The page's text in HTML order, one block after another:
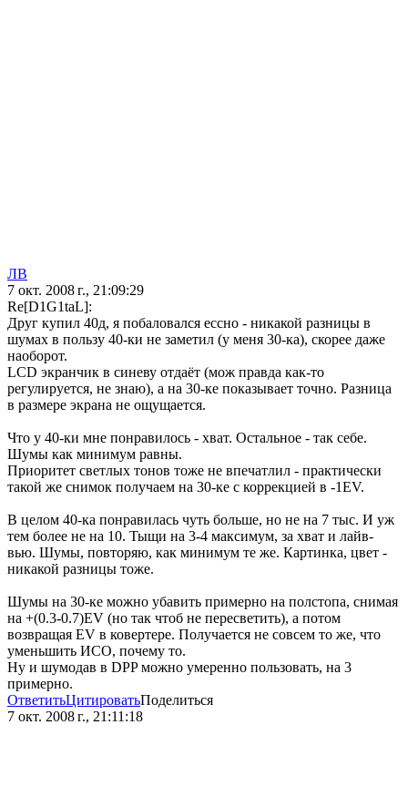
ЛВ
7 окт. 2008 г., 21:09:29
Re[D1G1taL]:
Друг купил 40д, я побаловался ессно - никакой разницы в
шумах в пользу 40-ки не заметил (у меня 30-ка), скорее даже
наоборот.
LCD экранчик в синеву отдаёт (мож правда как-то
регулируется, не знаю), а на 30-ке показывает точно. Разница
в размере экрана не ощущается.
Что у 40-ки мне понравилось - хват. Остальное - так себе.
Шумы как минимум равны.
Приоритет светлых тонов тоже не впечатлил - практически
такой же снимок получаем на 30-ке с коррекцией в -1EV.
В целом 40-ка понравилась чуть больше, но не на 7 тыс. И уж
тем более не на 10. Тыщи на 3-4 максимум, за хват и лайв-
вью. Шумы, повторяю, как минимум те же. Картинка, цвет -
никакой разницы тоже.
Шумы на 30-ке можно убавить примерно на полстопа, снимая
на +(0.3-0.7)EV (но так чтоб не пересветить), а потом
возвращая EV в ковертере. Получается не совсем то же, что
уменьшить ИСО, почему то.
Ну и шумодав в DPP можно умеренно пользовать, на 3
примерно.
ОтветитьЦитироватьПоделиться
7 окт. 2008 г., 21:11:18